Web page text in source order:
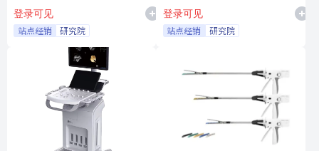
登录可见
站点经销 研究院
司
登录可见
站点经销 研究院